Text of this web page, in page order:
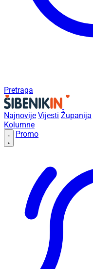
Pretraga
Najnovije Vijesti Županija
Kolumne
Promo